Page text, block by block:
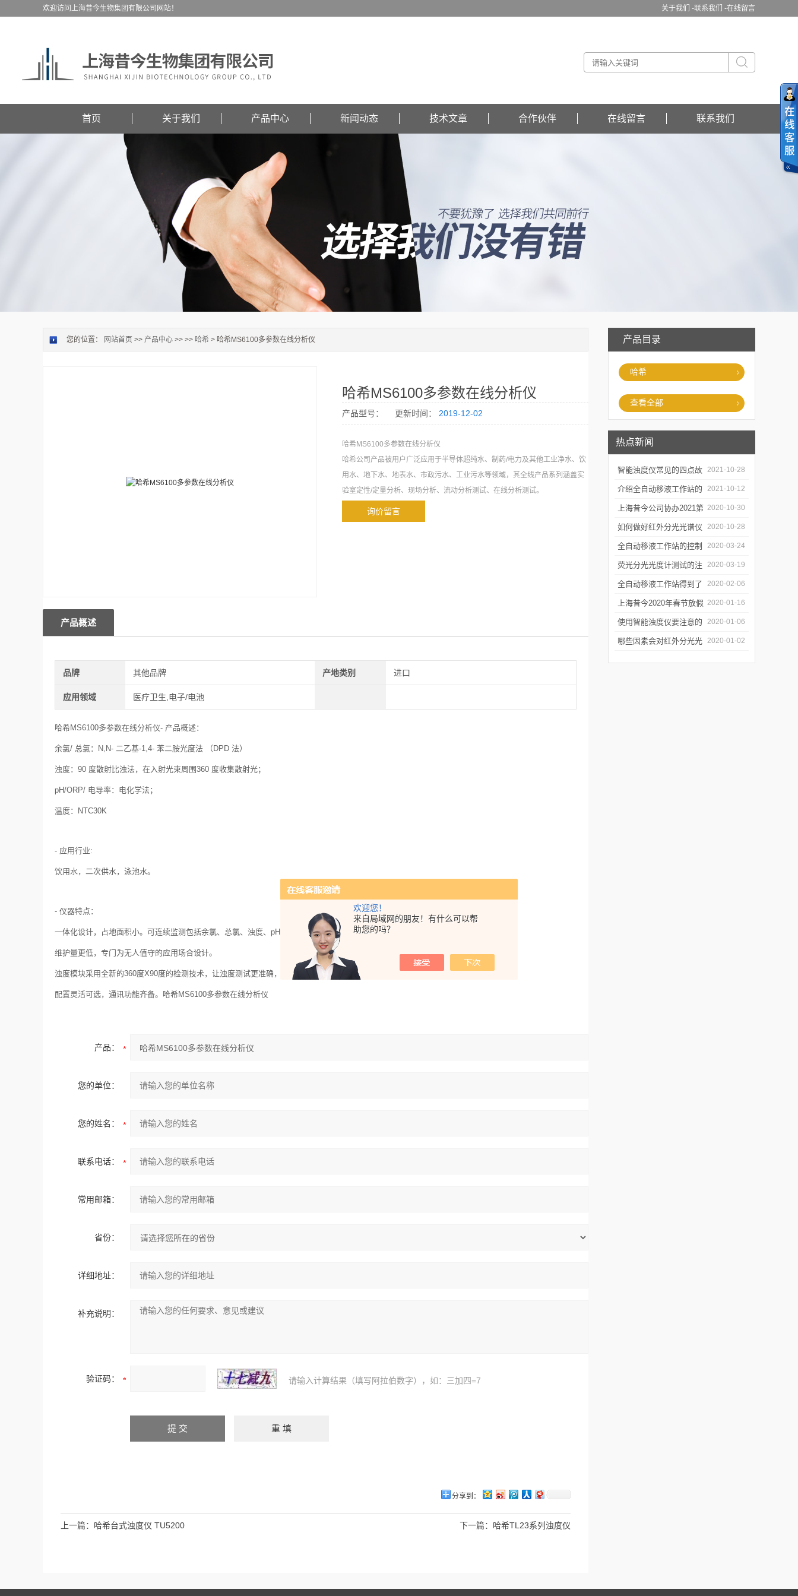
欢迎您！
来自局域网的朋友！有什么可以帮
助您的吗？
关于我们 -联系我们 -在线留言
欢迎访问上海昔今生物集团有限公司网站！
首页 关于我们 产品中心 新闻动态 技术文章 合作伙伴 在线留言 联系我们
产品目录
哈希
查看全部
热点新闻
智能浊度仪常见的四点故
障
2021-10-28
介绍全自动移液工作站的
三种移液方式
2021-10-12
上海昔今公司协办2021第
二届上海沪助科研圈发展
年会
2020-10-30
如何做好红外分光光谱仪
的防潮工作
2020-10-28
全自动移液工作站的控制
软件有哪些特点
2020-03-24
荧光分光光度计测试的注
意事项有哪些
2020-03-19
全自动移液工作站得到了
广泛的应用
2020-02-06
上海昔今2020年春节放假
通知
2020-01-16
使用智能浊度仪要注意的
几个要点
2020-01-06
哪些因素会对红外分光光 2020-01-02
您的位置： 网站首页 >> 产品中心 >> >> 哈希 > 哈希MS6100多参数在线分析仪
哈希MS6100多参数在线分析仪
产品型号： 更新时间： 2019-12-02
哈希MS6100多参数在线分析仪
哈希公司产品被用户广泛应用于半导体超纯水、制药/电力及其他工业净水、饮
用水、地下水、地表水、市政污水、工业污水等领域，其全线产品系列涵盖实
验室定性/定量分析、现场分析、流动分析测试、在线分析测试。
询价留言
产品概述
品牌 其他品牌 产地类别 进口
应用领域 医疗卫生,电子/电池
哈希MS6100多参数在线分析仪- 产品概述：
余氯/ 总氯：N,N- 二乙基-1,4- 苯二胺光度法 （DPD 法）
浊度：90 度散射比浊法，在入射光束周围360 度收集散射光；
pH/ORP/ 电导率：电化学法；
温度：NTC30K
- 应用行业:
饮用水，二次供水，泳池水。
- 仪器特点：
一体化设计，占地面积小。可连续监测包括余氯、总氯、浊度、pH、ORP、电导率和温度7 种水质参数。
维护量更低，专门为无人值守的应用场合设计。
浊度模块采用全新的360度X90度的检测技术，让浊度测试更准确，快速，便捷。
配置灵活可选，通讯功能齐备。哈希MS6100多参数在线分析仪
产品：
您的单位：
您的姓名：
联系电话：
常用邮箱：
省份：
详细地址：
补充说明：
验证码： 请输入计算结果（填写阿拉伯数字），如：三加四=7
分享到：
上一篇： 哈希台式浊度仪 TU5200 下一篇： 哈希TL23系列浊度仪